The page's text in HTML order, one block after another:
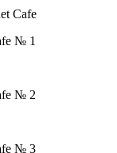
Cafe